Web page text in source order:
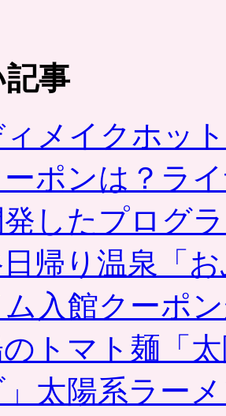
事
メイクホッ
ポンは？ラ
したプログ
帰り温泉「
ム入館クーポ
トマト麺「
」太陽系ラー